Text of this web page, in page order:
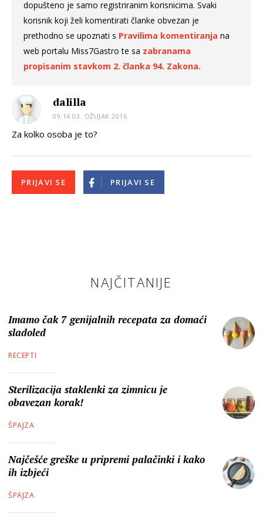
dopušteno je samo registriranim korisnicima. Svaki
korisnik koji želi komentirati članke obvezan je
prethodno se upoznati s Pravilima komentiranja na
web portalu Miss7Gastro te sa zabranama
propisanim stavkom 2. članka 94. Zakona.
dalilla
09:14 03. OŽUJAK 2016.
Za kolko osoba je to?
PRIJAVI SE PRIJAVI SE
NAJČITANIJE
Imamo čak 7 genijalnih recepata za domaći
sladoled
RECEPTI
Sterilizacija staklenki za zimnicu je
obavezan korak!
ŠPAJZA
Najčešće greške u pripremi palačinki i kako
ih izbjeći
ŠPAJZA